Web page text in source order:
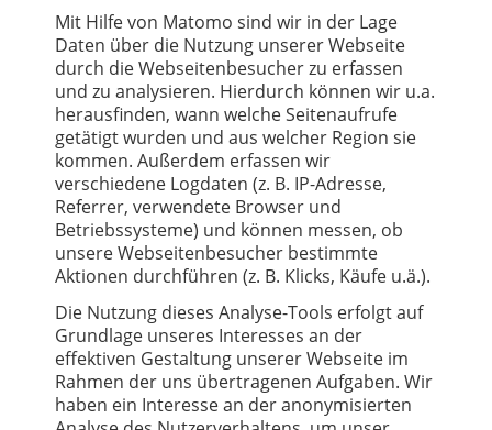
Mit Hilfe von Matomo sind wir in der Lage
Daten über die Nutzung unserer Webseite
durch die Webseitenbesucher zu erfassen
und zu analysieren. Hierdurch können wir u.a.
herausfinden, wann welche Seitenaufrufe
getätigt wurden und aus welcher Region sie
kommen. Außerdem erfassen wir
verschiedene Logdaten (z. B. IP-Adresse,
Referrer, verwendete Browser und
Betriebssysteme) und können messen, ob
unsere Webseitenbesucher bestimmte
Aktionen durchführen (z. B. Klicks, Käufe u.ä.).
Die Nutzung dieses Analyse-Tools erfolgt auf
Grundlage unseres Interesses an der
effektiven Gestaltung unserer Webseite im
Rahmen der uns übertragenen Aufgaben. Wir
haben ein Interesse an der anonymisierten